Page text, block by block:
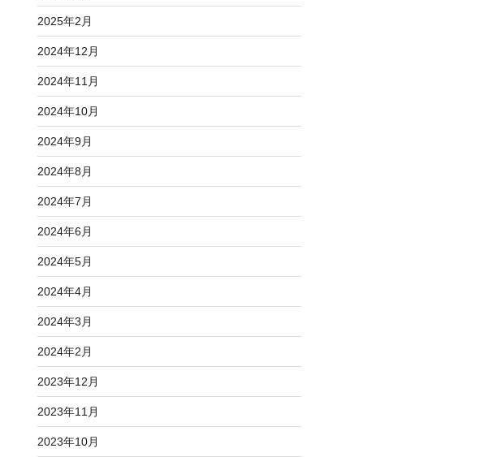
2025年2月
2024年12月
2024年11月
2024年10月
2024年9月
2024年8月
2024年7月
2024年6月
2024年5月
2024年4月
2024年3月
2024年2月
2023年12月
2023年11月
2023年10月